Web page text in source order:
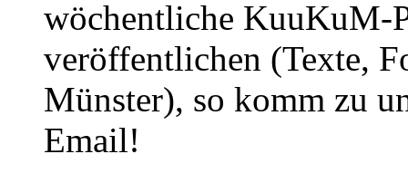
wöchentliche KuuKuM-
veröffentlichen (Texte,
Münster), so komm zu
Email!